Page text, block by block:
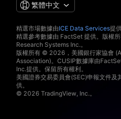
繁體中文
精選市場數據由ICE Data Services提供
精選參考數據由 FactSet 提供。版權
Research Systems Inc.。
版權所有 © 2026，美國銀行家協會
Association)。CUSIP數據庫由
Inc.提供。保留所有權利。
美國證券交易委員會(SEC)申報文件及
供。
© 2026 TradingView, Inc.。